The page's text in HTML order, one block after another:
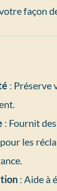
façon
: Préserve
: Fournit
les
: Aide à